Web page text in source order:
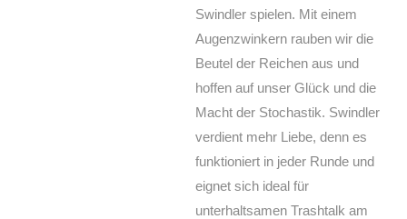
Swindler spielen. Mit einem
Augenzwinkern rauben wir die
Beutel der Reichen aus und
hoffen auf unser Glück und die
Macht der Stochastik. Swindler
verdient mehr Liebe, denn es
funktioniert in jeder Runde und
eignet sich ideal für
unterhaltsamen Trashtalk am